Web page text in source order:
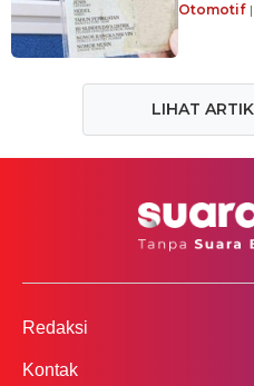
Otomotif
LIHAT
Redaksi
Kontak